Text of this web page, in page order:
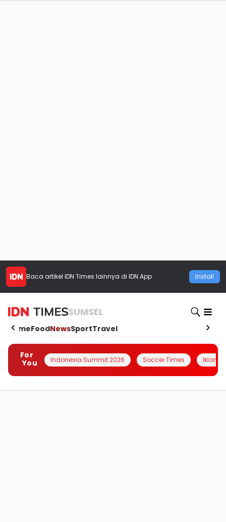
Baca artikel IDN Times lainnya di IDN App Install
SUMSEL
HomeFoodNewsSportTravel
For
You
Indonesia Summit 2026 Soccer Times Iklanin